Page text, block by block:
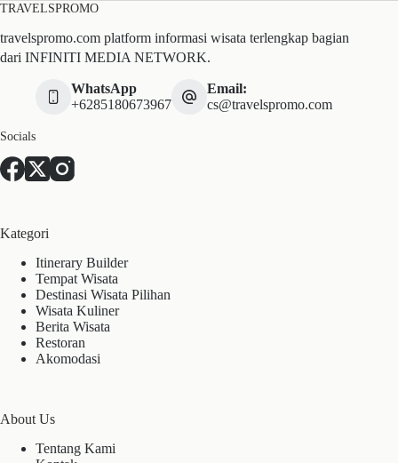
TRAVELSPROMO
travelspromo.com platform informasi wisata terlengkap bagian
dari INFINITI MEDIA NETWORK.
WhatsApp
+6285180673967
Email:
cs@travelspromo.com
Socials
Kategori
Itinerary Builder
Tempat Wisata
Destinasi Wisata Pilihan
Wisata Kuliner
Berita Wisata
Restoran
Akomodasi
About Us
Tentang Kami